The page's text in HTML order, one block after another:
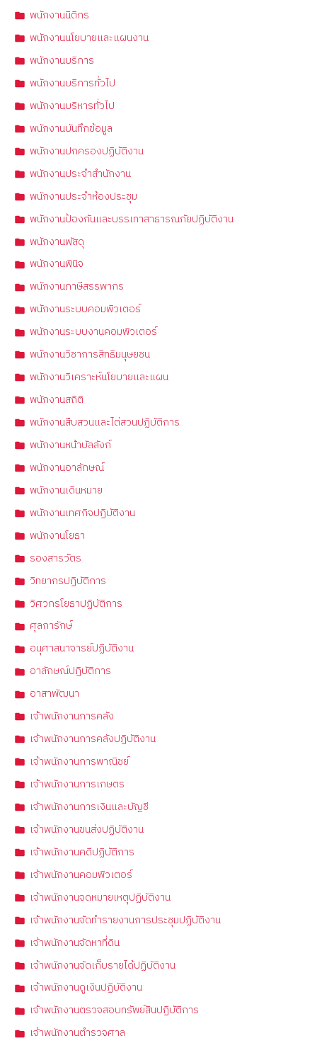
พนักงานนิติกร
พนักงานนโยบายและแผนงาน
พนักงานบริการ
พนักงานบริการทั่วไป
พนักงานบริหารทั่วไป
พนักงานบันทึกข้อมูล
พนักงานปกครองปฏิบัติงาน
พนักงานประจำสำนักงาน
พนักงานประจำห้องประชุม
พนักงานป้องกันและบรรเทาสาธารณภัยปฏิบัติงาน
พนักงานพัสดุ
พนักงานพินิจ
พนักงานภาษีสรรพากร
พนักงานระบบคอมพิวเตอร์
พนักงานระบบงานคอมพิวเตอร์
พนักงานวิชาการสิทธิมนุษยชน
พนักงานวิเคราะห์นโยบายและแผน
พนักงานสถิติ
พนักงานสืบสวนและไต่สวนปฏิบัติการ
พนักงานหน้าบัลลังก์
พนักงานอาลักษณ์
พนักงานเดินหมาย
พนักงานเทศกิจปฏิบัติงาน
พนักงานโยธา
รองสารวัตร
วิทยากรปฏิบัติการ
วิศวกรโยธาปฏิบัติการ
ศุลการักษ์
อนุศาสนาจารย์ปฏิบัติงาน
อาลักษณ์ปฏิบัติการ
อาสาพัฒนา
เจ้าพนักงานการคลัง
เจ้าพนักงานการคลังปฏิบัติงาน
เจ้าพนักงานการพาณิชย์
เจ้าพนักงานการเกษตร
เจ้าพนักงานการเงินและบัญชี
เจ้าพนักงานขนส่งปฏิบัติงาน
เจ้าพนักงานคดีปฏิบัติการ
เจ้าพนักงานคอมพิวเตอร์
เจ้าพนักงานจดหมายเหตุปฏิบัติงาน
เจ้าพนักงานจัดทำรายงานการประชุมปฏิบัติงาน
เจ้าพนักงานจัดหาที่ดิน
เจ้าพนักงานจัดเก็บรายได้ปฏิบัติงาน
เจ้าพนักงานดูเงินปฏิบัติงาน
เจ้าพนักงานตรวจสอบทรัพย์สินปฏิบัติการ
เจ้าพนักงานตำรวจศาล